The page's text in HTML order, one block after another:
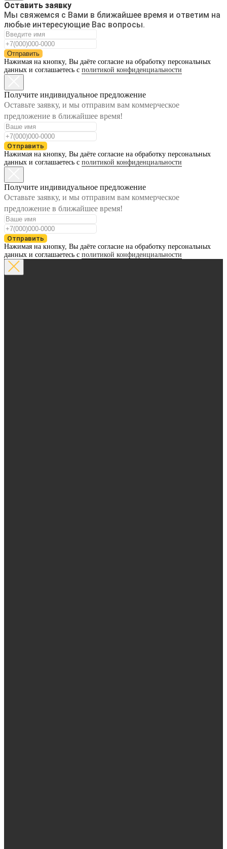
Оставить заявку
Мы свяжемся с Вами в ближайшее время и ответим на
любые интересующие Вас вопросы.
Отправить
Нажимая на кнопку, Вы даёте согласие на обработку персональных
данных и соглашаетесь с политикой конфиденциальности
Получите индивидуальное предложение
Оставьте заявку, и мы отправим вам коммерческое
предложение в ближайшее время!
Отправить
Нажимая на кнопку, Вы даёте согласие на обработку персональных
данных и соглашаетесь с политикой конфиденциальности
Получите индивидуальное предложение
Оставьте заявку, и мы отправим вам коммерческое
предложение в ближайшее время!
Отправить
Нажимая на кнопку, Вы даёте согласие на обработку персональных
данных и соглашаетесь с политикой конфиденциальности